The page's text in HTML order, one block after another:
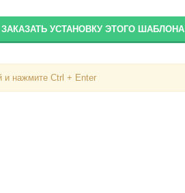
ЗАКАЗАТЬ УСТАНОВКУ ЭТОГО ШАБЛОНА
и нажмите Ctrl + Enter